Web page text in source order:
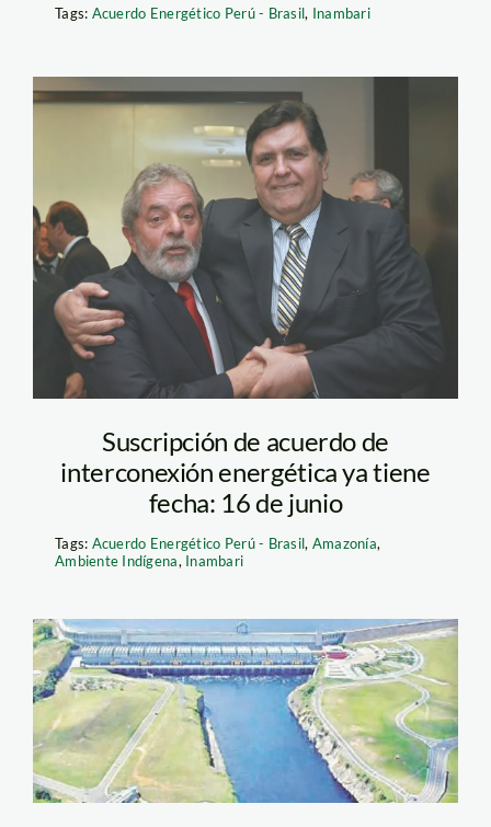
Tags: Acuerdo Energético Perú - Brasil, Inambari
Suscripción de acuerdo de
interconexión energética ya tiene
fecha: 16 de junio
Tags: Acuerdo Energético Perú - Brasil, Amazonía,
Ambiente Indígena, Inambari
inambari_proyecto